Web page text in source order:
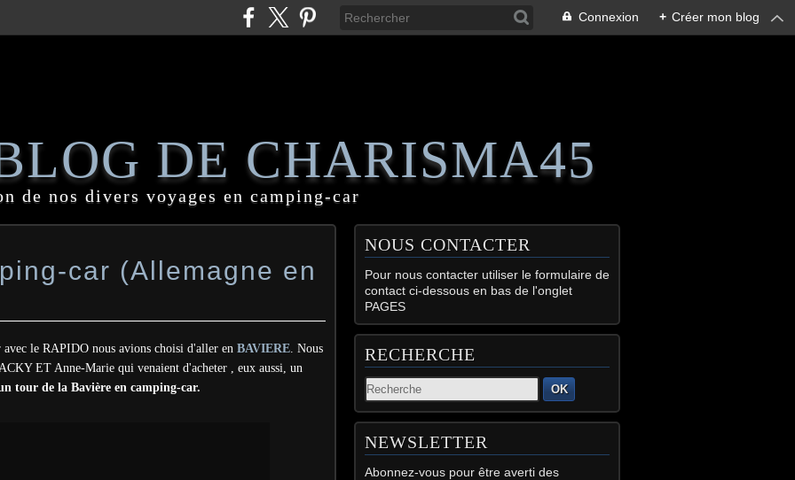
Connexion + Créer mon blog
DE CHARISMA45
de nos divers voyages en camping-car
car (Allemagne en
le RAPIDO nous avions choisi d'aller en BAVIERE. Nous
ET Anne-Marie qui venaient d'acheter , eux aussi, un
tour de la Bavière en camping-car.
NOUS CONTACTER
Pour nous contacter utiliser le formulaire de
contact ci-dessous en bas de l'onglet
PAGES
RECHERCHE
OK
NEWSLETTER
Abonnez-vous pour être averti des